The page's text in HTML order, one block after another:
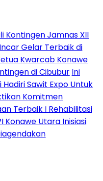
Kontingen Jamnas XII
Gelar Terbaik di
Kwarcab Konawe
di Cibubur Ini
Sawit Expo Untuk
Komitmen
Terbaik I Rehabilitasi
Konawe Utara Inisiasi